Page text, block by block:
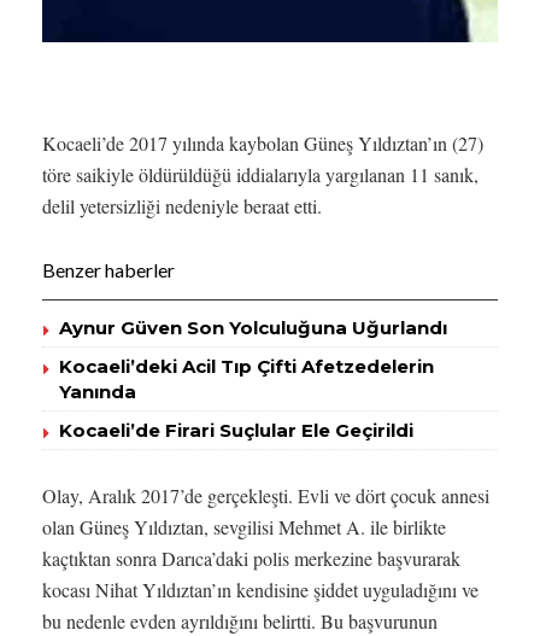
Kocaeli’de 2017 yılında kaybolan Güneş Yıldıztan’ın (27)
töre saikiyle öldürüldüğü iddialarıyla yargılanan 11 sanık,
delil yetersizliği nedeniyle beraat etti.
Benzer haberler
Aynur Güven Son Yolculuğuna Uğurlandı
Kocaeli’deki Acil Tıp Çifti Afetzedelerin
Yanında
Kocaeli’de Firari Suçlular Ele Geçirildi
Olay, Aralık 2017’de gerçekleşti. Evli ve dört çocuk annesi
olan Güneş Yıldıztan, sevgilisi Mehmet A. ile birlikte
kaçtıktan sonra Darıca’daki polis merkezine başvurarak
kocası Nihat Yıldıztan’ın kendisine şiddet uyguladığını ve
bu nedenle evden ayrıldığını belirtti. Bu başvurunun